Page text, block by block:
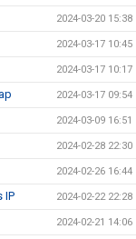
2024-03-20 15:38
2024-03-17 10:45
2024-03-17 10:17
2024-03-17 09:54
2024-03-09 16:51
2024-02-28 22:30
2024-02-26 16:44
IP 2024-02-22 22:28
2024-02-21 14:06